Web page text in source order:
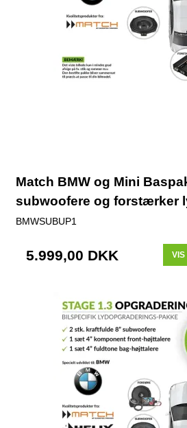
Match BMW og Mini
subwoofere og forstærker
BMWSUBUP1
5.999,00 DKK VIS